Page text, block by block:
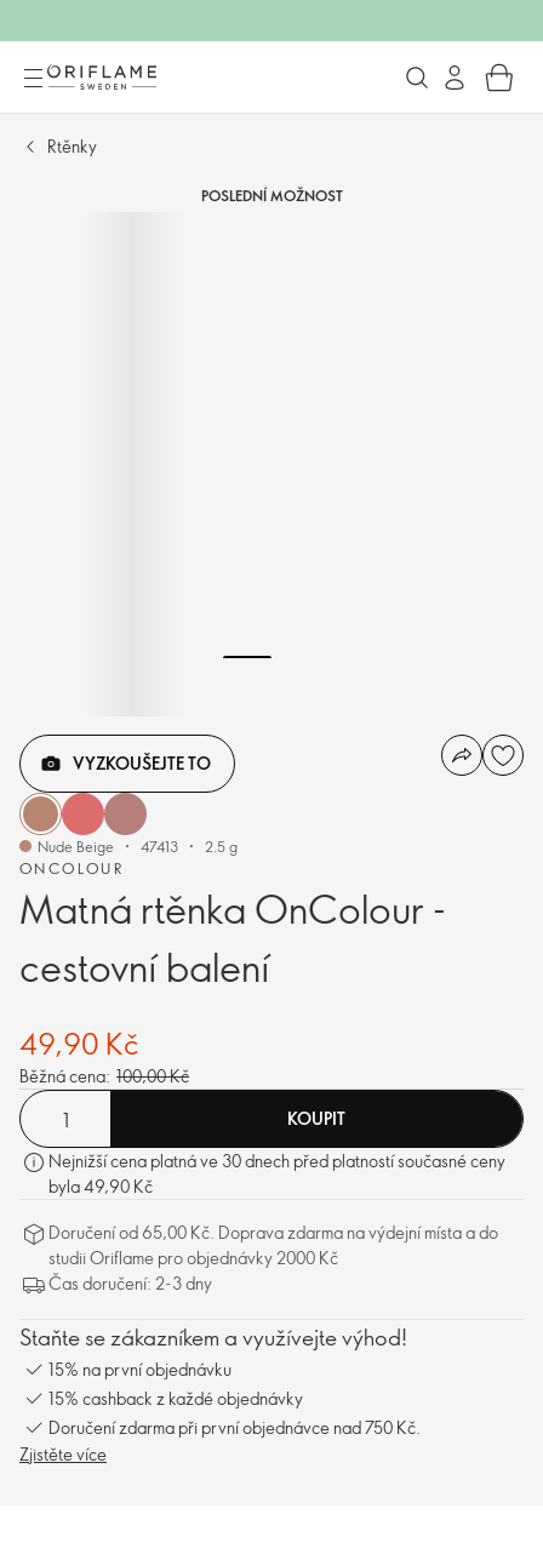
Rtěnky
POSLEDNÍ MOŽNOST
ONCOLOUR
Matná rtěnka OnColour -
cestovní balení
VYZKOUŠEJTE TO
Nude Beige 47413 2.5 g
49,90 Kč
Běžná cena: 100,00 Kč
KOUPIT
Nejnižší cena platná ve 30 dnech před platností současné ceny
byla 49,90 Kč
Doručení od 65,00 Kč. Doprava zdarma na výdejní místa a do
studii Oriflame pro objednávky 2000 Kč
Čas doručení: 2-3 dny
Staňte se zákazníkem a využívejte výhod!
15% na první objednávku
15% cashback z každé objednávky
Doručení zdarma při první objednávce nad 750 Kč.
Zjistěte více